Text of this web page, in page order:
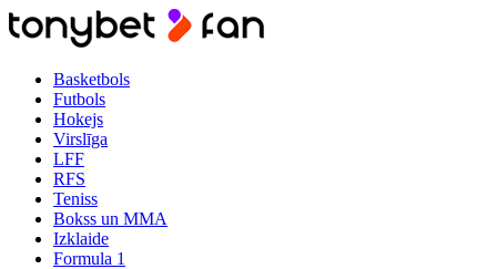
Basketbols
Futbols
Hokejs
Virslīga
LFF
RFS
Teniss
Bokss un MMA
Izklaide
Formula 1